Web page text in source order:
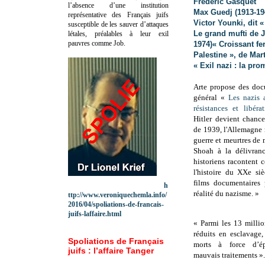
Max Guedj (1913-
Victor Younki, dit «
Le grand mufti de
1974)« Croissant
Palestine », de
« Exil nazi : la
Arte propose des
général «Les nazis
résistances et
Hitler devient
de 1939, l'Allemagne
guerre et meurtres de
Shoah à la
historiens racontent
l'histoire du XXe
films
réalité du nazisme. »
« Parmi les 13
réduits en
morts à force
mauvais traitements
l’absence d’une institution
représentative des Français juifs
susceptible de les sauver d’attaques
létales, préalables à leur exil
pauvres comme Job.
h
ttp://www.veroniquechemla.info/
2016/04/spoliations-de-francais-
juifs-laffaire.html
Spoliations de Français
juifs : l’affaire Tanger